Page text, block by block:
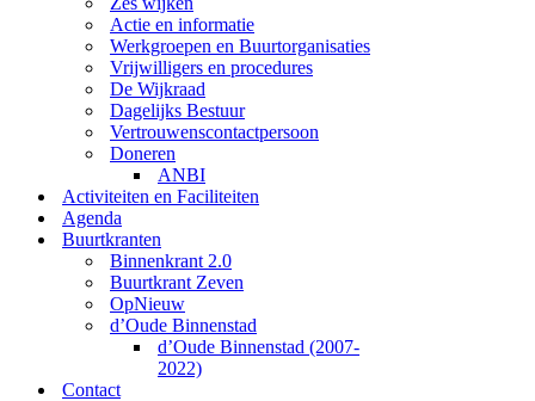
Actie en informatie
Werkgroepen en Buurtorganisaties
Vrijwilligers en procedures
De Wijkraad
Dagelijks Bestuur
Vertrouwenscontactpersoon
Doneren
ANBI
Activiteiten en Faciliteiten
Agenda
Buurtkranten
Binnenkrant 2.0
Buurtkrant Zeven
OpNieuw
d’Oude Binnenstad
d’Oude Binnenstad (2007-
2022)
Contact